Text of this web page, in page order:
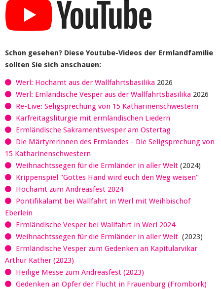
Schon gesehen? Diese Youtube-Videos der Ermlandfamilie
sollten Sie sich anschauen:
Werl: Hochamt aus der Wallfahrtsbasilika 2026
Werl: Emländische Vesper aus der Wallfahrtsbasilika 2026
Re-Live: Seligsprechung von 15 Katharinenschwestern
Karfreitagsliturgie mit ermländischen Liedern
Ermländische Sakramentsvesper am Ostertag
Die Märtyrerinnen des Ermlandes - Die Seligsprechung von
15 Katharinenschwestern
Weihnachtssegen für die Ermländer in aller Welt (2024)
Krippenspiel "Gottes Hand wird euch den Weg weisen"
Hochamt zum Andreasfest 2024
Pontifikalamt bei Wallfahrt in Werl mit Weihbischof
Eberlein
Ermländische Vesper bei Wallfahrt in Werl 2024
Weihnachtssegen für die Ermländer in aller Welt (2023)
Ermländische Vesper zum Gedenken an Kapitularvikar
Arthur Kather (2023)
Heilige Messe zum Andreasfest (2023)
Gedenken an Opfer der Flucht in Frauenburg (Frombork)